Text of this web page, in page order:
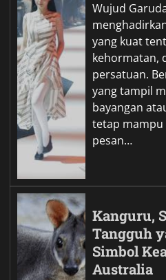
Wujud
yang kuat
kehormatan,
persatuan.
yang tampil
bayangan
tetap mampu
pesan…
Kanguru,
Tangguh
Simbol
Australia